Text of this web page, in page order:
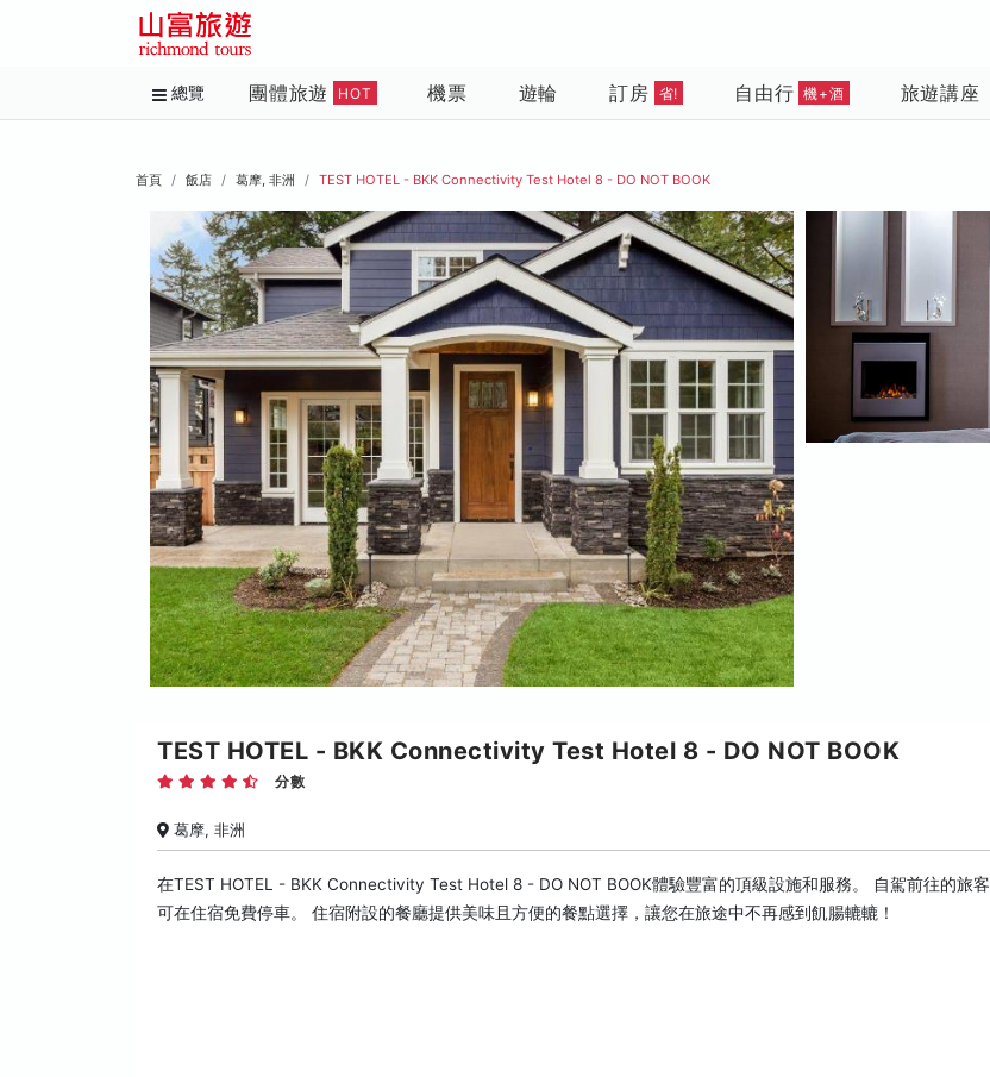
總覽 團體旅遊 HOT 機票 遊輪 訂房 省! 自由行 機+酒 旅遊講座
首頁 飯店 葛摩, 非洲 TEST HOTEL - BKK Connectivity Test Hotel 8 - DO NOT BOOK
TEST HOTEL - BKK Connectivity Test Hotel 8 - DO NOT BOOK
分數
葛摩, 非洲
在TEST HOTEL - BKK Connectivity Test Hotel 8 - DO NOT BOOK體驗豐富的頂級設施和服務。 自駕前往的旅客
可在住宿免費停車。 住宿附設的餐廳提供美味且方便的餐點選擇，讓您在旅途中不再感到飢腸轆轆！